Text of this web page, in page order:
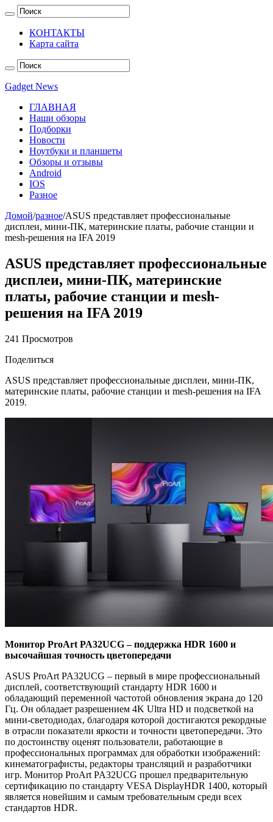
КОНТАКТЫ
Карта сайта
Gadget News
ГЛАВНАЯ
Наши обзоры
Подборки
Новости
Ноутбуки и планшеты
Обзоры и отзывы
Android
IOS
Разное
Домой/разное/ASUS представляет профессиональные
дисплеи, мини-ПК, материнские платы, рабочие станции и
mesh-решения на IFA 2019
ASUS представляет профессиональные
дисплеи, мини-ПК, материнские
платы, рабочие станции и mesh-
решения на IFA 2019
241 Просмотров
Поделиться
ASUS представляет профессиональные дисплеи, мини-ПК,
материнские платы, рабочие станции и mesh-решения на IFA
2019.
Монитор ProArt PA32UCG – поддержка HDR 1600 и
высочайшая точность цветопередачи
ASUS ProArt PA32UCG – первый в мире профессиональный
дисплей, соответствующий стандарту HDR 1600 и
обладающий переменной частотой обновления экрана до 120
Гц. Он обладает разрешением 4K Ultra HD и подсветкой на
мини-светодиодах, благодаря которой достигаются рекордные
в отрасли показатели яркости и точности цветопередачи. Это
по достоинству оценят пользователи, работающие в
профессиональных программах для обработки изображений:
кинематографисты, редакторы трансляций и разработчики
игр. Монитор ProArt PA32UCG прошел предварительную
сертификацию по стандарту VESA DisplayHDR 1400, который
является новейшим и самым требовательным среди всех
стандартов HDR.